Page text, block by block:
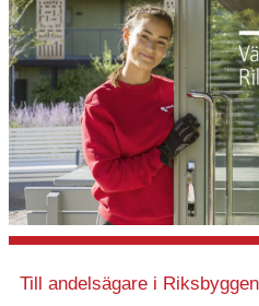
Till andelsägare i